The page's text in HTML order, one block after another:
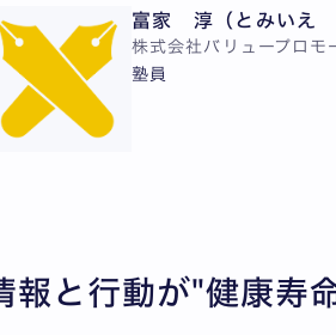
富家 淳（とみいえ
株式会社バリュープロモ
塾員
報と行動が"健康寿